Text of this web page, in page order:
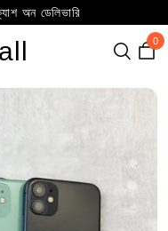
অন ডেলিভারি
0